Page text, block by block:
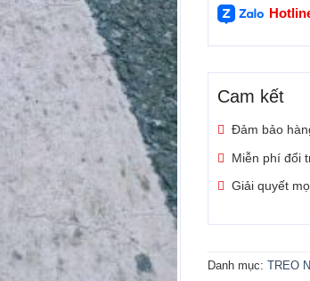
Cam kết
Đảm bảo
Miễn phí đổi
Giải quyết
Danh mục: TREO